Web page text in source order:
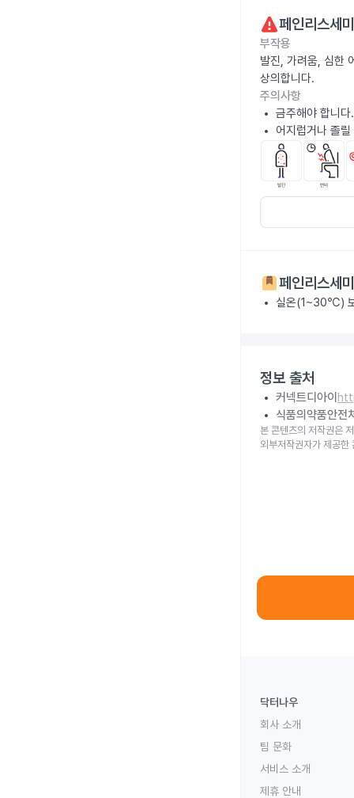
페인리스세
부작용
발진, 가려움, 심한
상의합니다.
주의사항
금주해야 합니다.
어지럽거나 졸
페인리스세
실온(1~30℃)
정보 출처
커넥트디아이
식품의약품안전
본 콘텐츠의 저작권은
외부저작권자가 제공한
닥터나우
회사 소개
팀 문화
서비스 소개
제휴 안내